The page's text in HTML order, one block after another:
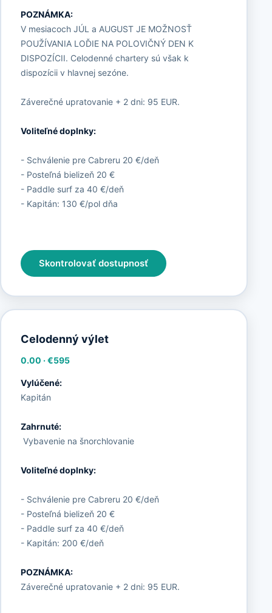
POZNÁMKA:
V mesiacoch JÚL a AUGUST JE MOŽNOSŤ
POUŽÍVANIA LOĎIE NA POLOVIČNÝ DEN K
DISPOZÍCII. Celodenné chartery sú však k
dispozícii v hlavnej sezóne.
Záverečné upratovanie + 2 dni: 95 EUR.
Voliteľné doplnky:
- Schválenie pre Cabreru 20 €/deň
- Posteľná bielizeň 20 €
- Paddle surf za 40 €/deň
- Kapitán: 130 €/pol dňa
Skontrolovať dostupnosť
Celodenný výlet
0.00 ·€595
Vylúčené:
Kapitán
Zahrnuté:
Vybavenie na šnorchlovanie
Voliteľné doplnky:
- Schválenie pre Cabreru 20 €/deň
- Posteľná bielizeň 20 €
- Paddle surf za 40 €/deň
- Kapitán: 200 €/deň
POZNÁMKA:
Záverečné upratovanie + 2 dni: 95 EUR.